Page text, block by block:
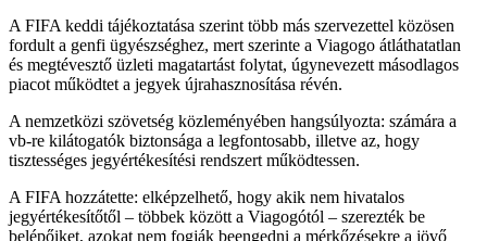
A FIFA keddi tájékoztatása szerint több más szervezettel közösen
fordult a genfi ügyészséghez, mert szerinte a Viagogo átláthatatlan
és megtévesztő üzleti magatartást folytat, úgynevezett másodlagos
piacot működtet a jegyek újrahasznosítása révén.
A nemzetközi szövetség közleményében hangsúlyozta: számára a
vb-re kilátogatók biztonsága a legfontosabb, illetve az, hogy
tisztességes jegyértékesítési rendszert működtessen.
A FIFA hozzátette: elképzelhető, hogy akik nem hivatalos
jegyértékesítőtől – többek között a Viagogótól – szerezték be
belépőiket, azokat nem fogják beengedni a mérkőzésekre a jövő